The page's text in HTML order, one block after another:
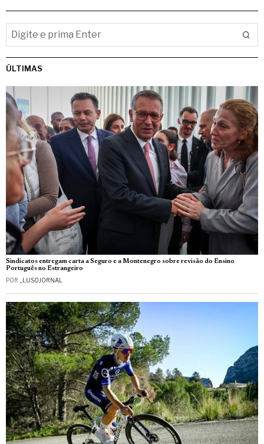
ÚLTIMAS
Sindicatos entregam carta a Seguro e a Montenegro sobre revisão do Ensino
Português no Estrangeiro
POR _LUSOJORNAL